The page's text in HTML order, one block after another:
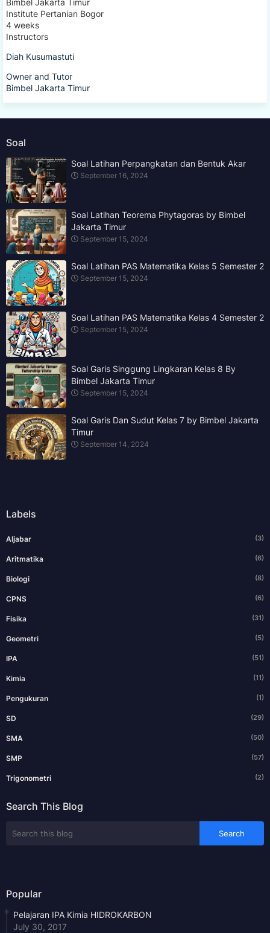
Bimbel Jakarta Timur
Institute Pertanian Bogor
4 weeks
Instructors
Diah Kusumastuti
Owner and Tutor
Bimbel Jakarta Timur
Soal
Soal Latihan Perpangkatan dan Bentuk Akar
September 16, 2024
Soal Latihan Teorema Phytagoras by Bimbel
Jakarta Timur
September 15, 2024
Soal Latihan PAS Matematika Kelas 5 Semester 2
September 15, 2024
Soal Latihan PAS Matematika Kelas 4 Semester 2
September 15, 2024
Soal Garis Singgung Lingkaran Kelas 8 By
Bimbel Jakarta Timur
September 15, 2024
Soal Garis Dan Sudut Kelas 7 by Bimbel Jakarta
Timur
September 14, 2024
Labels
Aljabar (3)
Aritmatika (6)
Biologi (8)
CPNS (6)
Fisika (31)
Geometri (5)
IPA (51)
Kimia (11)
Pengukuran (1)
SD (29)
SMA (50)
SMP (57)
Trigonometri (2)
Search This Blog
Popular
Pelajaran IPA Kimia HIDROKARBON
July 30, 2017